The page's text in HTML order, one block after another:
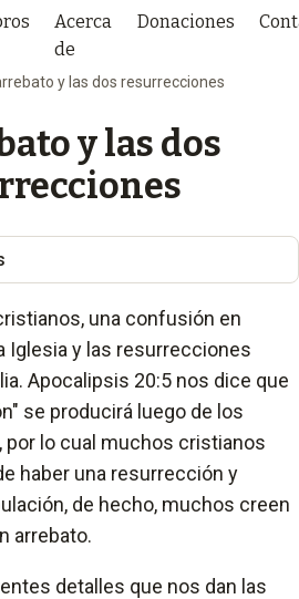
Acerca
de
Donaciones
y las dos resurrecciones
y las dos
una confusión en
Iglesia y las resurrecciones
Apocalipsis 20:5 nos dice que
se producirá luego de los
lo cual muchos cristianos
haber una resurrección y
de hecho, muchos creen
arrebato.
detalles que nos dan las